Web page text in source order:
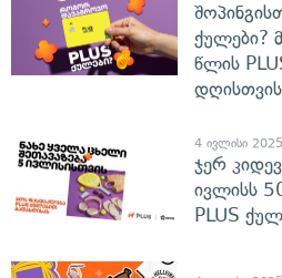
ქულები?
წლის
დღისთვის
4 ივლისი
ჯერ
ივლისს
PLUS